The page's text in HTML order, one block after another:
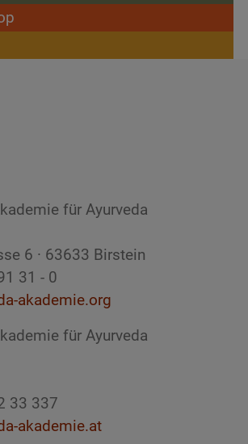
für Ayurveda
6 · 63633 Birstein
31 - 0
akademie.org
für Ayurveda
33 337
akademie.at